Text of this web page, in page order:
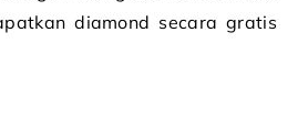
diamond secara gratis